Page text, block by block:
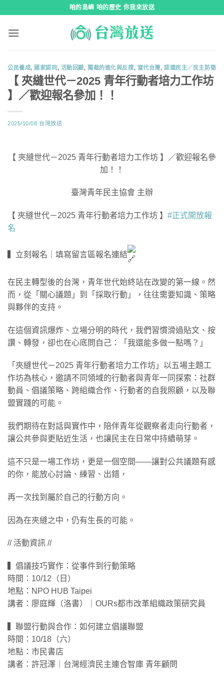
咱的島嶼 咱的歷史 你我來放送
公民養成, 國家認同, 活動回顧,獨裁的進化與反撲, 當代台灣,認識民主／民主防衛
【 夾縫世代－2025 青年行動者培力工作坊
】／歡迎報名參加！！
2025/10/08 台灣放送
【 夾縫世代－2025 青年行動者培力工作坊 】／歡迎報名參
加！！
臺灣青年民主協會 主辦
【 夾縫世代－2025 青年行動者培力工作坊 】 #正式開放報
名
▍立刻報名｜填寫留言區報名連結
在民主轉型後的台灣，青年世代始終站在改變的第一線。然
而，從「關心議題」到「採取行動」，往往需要知識、策略
與夥伴的支持。
在這個資訊爆炸、立場分明的時代，我們習慣滑過貼文、按
讚、轉發，卻也在心底問自己：「我還能多做一點嗎？」
「夾縫世代－2025 青年行動者培力工作坊」以五場主題工
作坊為核心，邀請不同領域的行動者與青年一同探索：社群
動員、倡議策略、跨組織合作、行動者的自我照顧，以及聯
盟實踐的可能。
我們期待在對話與實作中，陪伴青年從觀察者走向行動者，
讓公共參與更貼近生活，也讓民主在日常中持續萌芽。
這不只是一場工作坊，更是一個空間——讓對公共議題有感
的你，能放心討論、練習、出錯，
再一次找到屬於自己的行動方向。
因為在夾縫之中，仍有生長的可能。
// 活動資訊 //
▍倡議技巧實作：從事件到行動策略
時間：10/12（日）
地點：NPO HUB Taipei
講者：廖庭輝（洛書）｜OURs都市改革組織政策研究員
▍聯盟行動與合作：如何建立倡議聯盟
時間：10/18（六）
地點：市民書店
講者：許冠澤｜台灣經濟民主連合智庫 青年顧問